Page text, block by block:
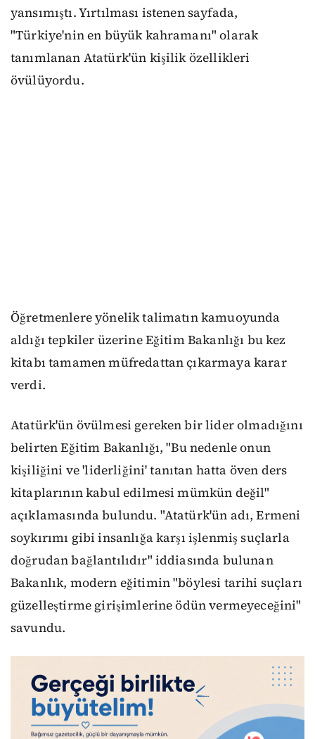
yansımıştı. Yırtılması istenen sayfada,
"Türkiye'nin en büyük kahramanı" olarak
tanımlanan Atatürk'ün kişilik özellikleri
övülüyordu.
Öğretmenlere yönelik talimatın kamuoyunda
aldığı tepkiler üzerine Eğitim Bakanlığı bu kez
kitabı tamamen müfredattan çıkarmaya karar
verdi.
Atatürk'ün övülmesi gereken bir lider olmadığını
belirten Eğitim Bakanlığı, "Bu nedenle onun
kişiliğini ve 'liderliğini' tanıtan hatta öven ders
kitaplarının kabul edilmesi mümkün değil"
açıklamasında bulundu. "Atatürk'ün adı, Ermeni
soykırımı gibi insanlığa karşı işlenmiş suçlarla
doğrudan bağlantılıdır" iddiasında bulunan
Bakanlık, modern eğitimin "böylesi tarihi suçları
güzelleştirme girişimlerine ödün vermeyeceğini"
savundu.